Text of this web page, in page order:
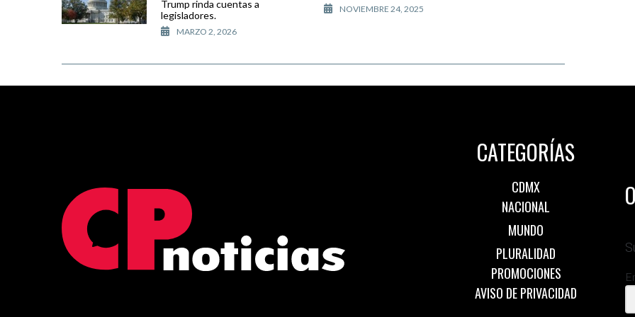
Trump rinda cuentas a
legisladores.
MARZO 2, 2026
NOVIEMBRE 24, 2025
CATEGORÍAS
CDMX
NACIONAL
MUNDO
PLURALIDAD
PROMOCIONES
AVISO DE PRIVACIDAD